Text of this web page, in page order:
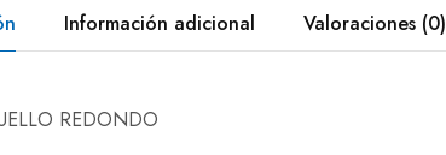
Información adicional Valoraciones (0)
REDONDO